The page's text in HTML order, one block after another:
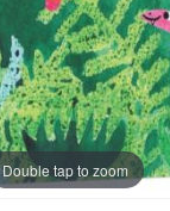
Double tap to zoom